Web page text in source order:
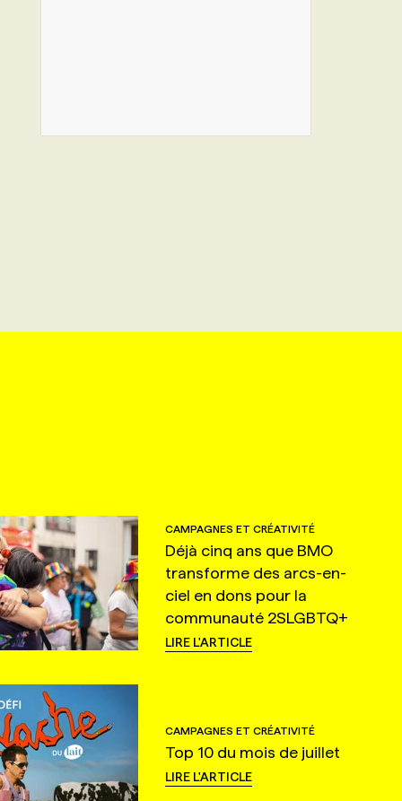
CAMPAGNES ET CRÉATIVITÉ
Déjà cinq ans que BMO
transforme des arcs-en-
ciel en dons pour la
communauté 2SLGBTQ+
LIRE L'ARTICLE
CAMPAGNES ET CRÉATIVITÉ
Top 10 du mois de juillet
LIRE L'ARTICLE